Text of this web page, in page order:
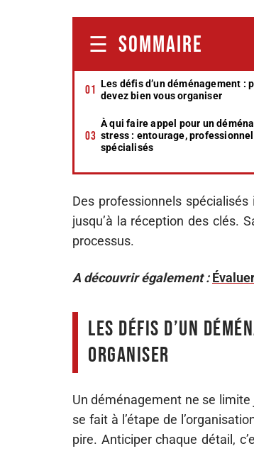
SOMMAIRE
Les défis d’un déménagement :
devez bien vous organiser
À qui faire appel pour un
stress : entourage,
spécialisés
Des professionnels
jusqu’à la réception des clés.
processus.
A découvrir également :
Les défis d’un
organiser
Un déménagement ne se
se fait à l’étape de
pire. Anticiper chaque détail,